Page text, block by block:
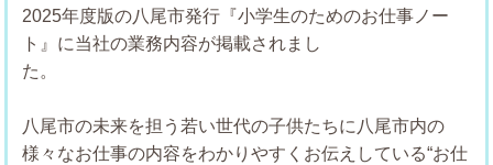
2025年度版の八尾市発行『小学生のためのお仕事ノー
ト』に当社の業務内容が掲載されまし
た。
八尾市の未来を担う若い世代の子供たちに八尾市内の
様々なお仕事の内容をわかりやすくお伝えしている“お仕